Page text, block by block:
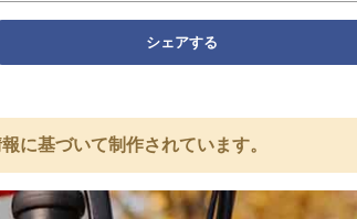
シェアする
に基づいて制作されています。